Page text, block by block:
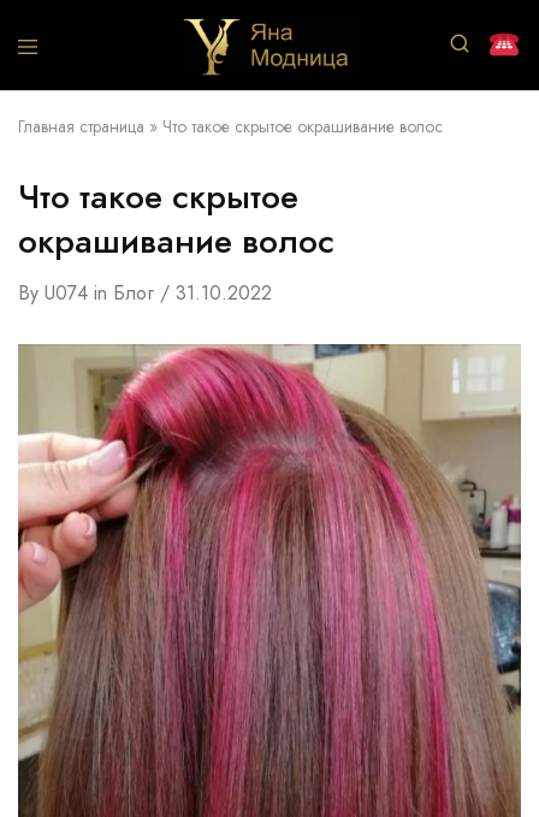
Модница
Маникюр
Брови
Парикмахер
Главная страница » Что такое скрытое окрашивание волос
Что такое скрытое
окрашивание волос
By U074 in Блог 31.10.2022